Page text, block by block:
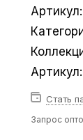
Артикул:
Артикул:
Стать
Запрос